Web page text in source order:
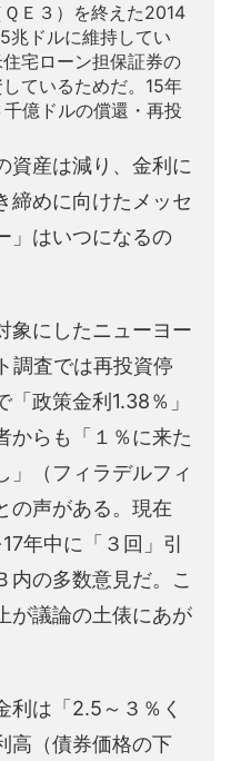
Ｅ３）を終えた2014
兆ドルに維持してい
宅ローン担保証券の
ているためだ。15年
億ドルの償還・再投
資産は減り、金利に
締めに向けたメッセ
」はいつになるの
象にしたニューヨー
調査では再投資停
政策金利1.38％」
からも「１％に来た
」（フィラデルフィ
の声がある。現在
年中に「３回」引
内の多数意見だ。こ
が議論の土俵にあが
利は「2.5～３％く
高（債券価格の下